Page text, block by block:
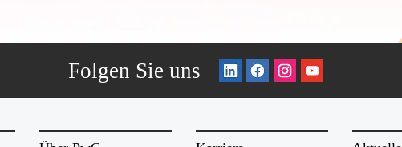
Folgen Sie uns